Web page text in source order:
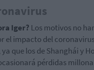
Iger? Los motivos no
el impacto del
que los deShangháiy
pérdidas